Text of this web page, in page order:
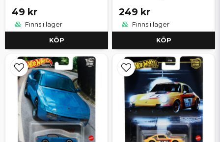
49 kr
Finns i lager
KÖP
249 kr
Finns i lager
KÖP